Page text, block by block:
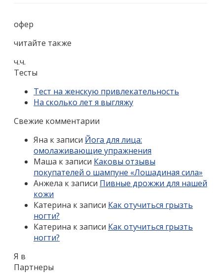
офер
читайте также
ч.ч.
Тесты
Тест на женскую привлекательность
На сколько лет я выгляжу
Свежие комментарии
Яна к записи Йога для лица:
омолаживающие упражнения
Маша к записи Каковы отзывы
покупателей о шампуне «Лошадиная сила»
Анжела к записи Пивные дрожжи для нашей
кожи
Катерина к записи Как отучиться грызть
ногти?
Катерина к записи Как отучиться грызть
ногти?
Я в
Партнеры